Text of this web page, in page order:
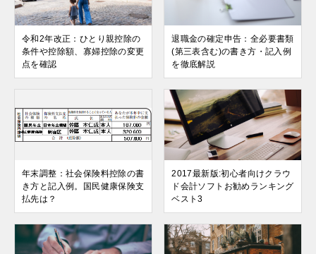
令和2年改正：ひとり親控除の
条件や控除額、寡婦控除の変更
点を確認
退職金の確定申告：全必要書類
(第三表含む)の書き方・記入例
を徹底解説
年末調整：社会保険料控除の書
き方と記入例。国民健康保険支
払先は？
2017最新版:初心者向けクラウ
ド会計ソフトお勧めランキング
ベスト3